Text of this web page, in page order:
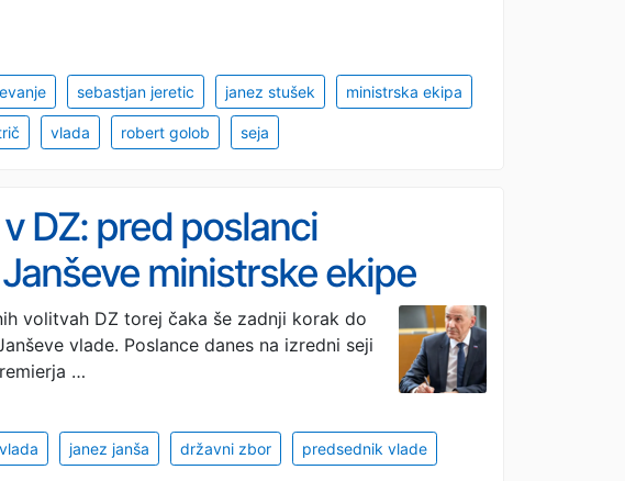
sebastjan jeretic janez stušek ministrska ekipa
vlada robert golob seja
DZ: pred poslanci
ministrske ekipe
volitvah DZ torej čaka še zadnji korak do
vlade. Poslance danes na izredni seji
…
janez janša državni zbor predsednik vlade